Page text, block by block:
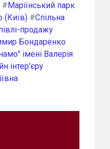
# Маріїнський парк
(Київ) #Спільна
продажу
Бондаренко
імені Валерія
інтер'єру